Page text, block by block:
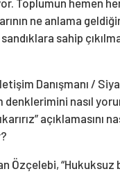
Toplumun hemen
ne anlama
sahip
Danışmanı /
denklerimini nasıl
açıklamasını
Özçelebi,